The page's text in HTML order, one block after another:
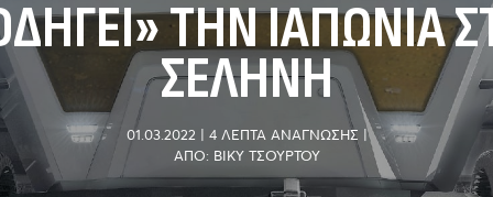
ΤΗΝ ΙΑΠΩΝΊΑ
ΣΕΛΉΝΗ
01.03.2022 | 4 ΛΕΠΤΑ ΑΝΑΓΝΩΣΗΣ |
ΑΠΟ: ΒΊΚΥ ΤΣΟΎΡΤΟΥ